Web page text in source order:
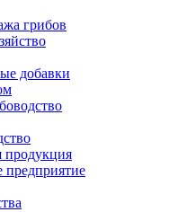
грибов
добавки
продукция
предприятие